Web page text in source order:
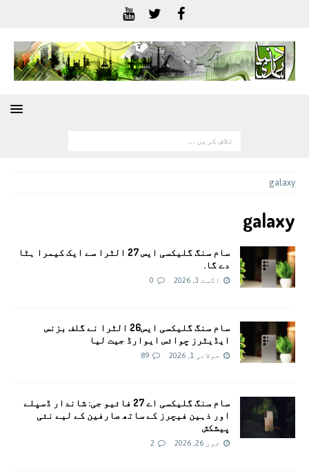
galaxy
galaxy
سام سنگ گلیکسی ایس 27 الٹرا سے ایک کیمرا ہٹا
دے گا.
اگست 3, 2026 0
سام سنگ گلیکسی ايس26 الٹرا نے گلف بزنس
ایڈیٹرز چوائس ایوارڈ جیت لیا
جولائی 1, 2026 89
سام سنگ گلیکسی اے 27 فائیو جی: شاندار ڈسپلے
اور ذہین فیچرز کے ساتھ صارفین کے لیے نئی
پیشکش
جون 26, 2026 2